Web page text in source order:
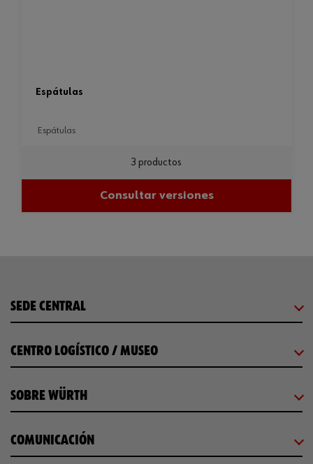
espátulas
espátulas
3 productos
Consultar versiones
SEDE CENTRAL
CENTRO LOGÍSTICO / MUSEO
SOBRE WÜRTH
COMUNICACIÓN